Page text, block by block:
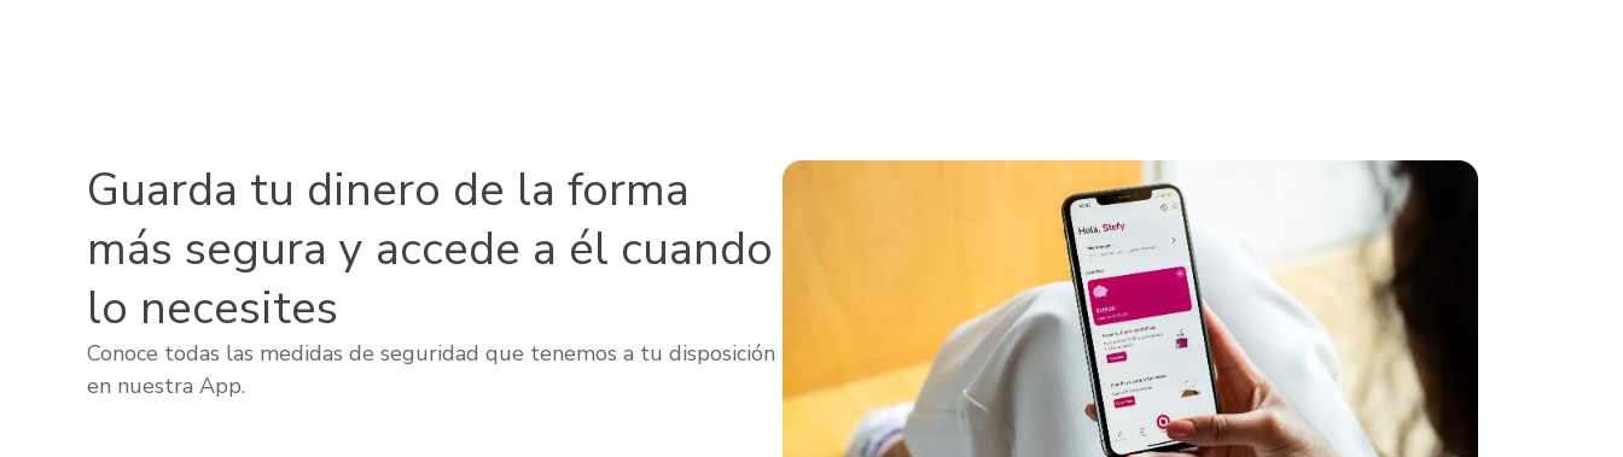
Guarda tu dinero de la forma
más segura y accede a él cuando
lo necesites
Conoce todas las medidas de seguridad que tenemos a tu disposición
en nuestra App.